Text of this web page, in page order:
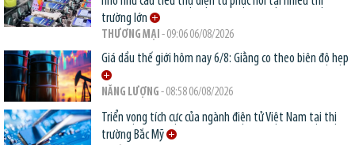
trường lớn
THƯƠNG MẠI - 09:06 06/08/2026
Giá dầu thế giới hôm nay 6/8: Giằng co theo biên độ hẹp
NĂNG LƯỢNG - 08:58 06/08/2026
Triển vọng tích cực của ngành điện tử Việt Nam tại thị
trường Bắc Mỹ